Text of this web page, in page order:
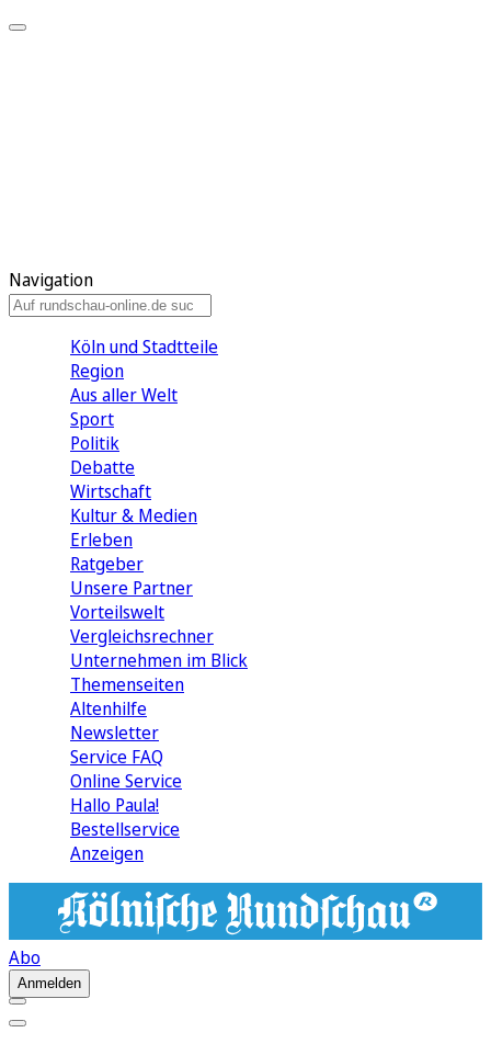
Navigation
Köln und Stadtteile
Region
Aus aller Welt
Sport
Politik
Debatte
Wirtschaft
Kultur & Medien
Erleben
Ratgeber
Unsere Partner
Vorteilswelt
Vergleichsrechner
Unternehmen im Blick
Themenseiten
Altenhilfe
Newsletter
Service FAQ
Online Service
Hallo Paula!
Bestellservice
Anzeigen
Abo
Anmelden